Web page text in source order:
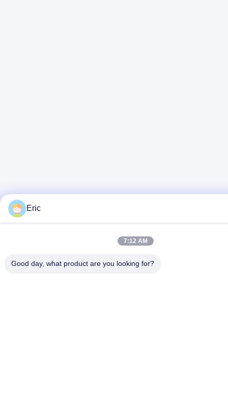
Eric
7:12 AM
Good day, what product are you looking for?